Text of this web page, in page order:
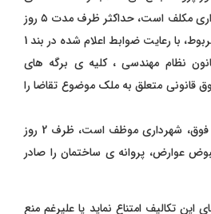
معماری و محاسباتی ، شهرداری مکلف است، حداکثر ظرف مدت ۵ روز
پس از دریافت نقشه های مربوط، با رعایت ضوابط اعلام شده در بند 1
مزبور و ماده 17 قانون نظام مهندسی ، کلیه ی برگه های
قانونی متعلق به ملک موضوع تقاضا را
پس از طی مراحل سه گانۀ فوق، شهرداری موظف است، ظرف 2 روز
عوارض، پروانه ی ساختمان را صادر
این تکالیف امتناع نماید یا علیرغم منع